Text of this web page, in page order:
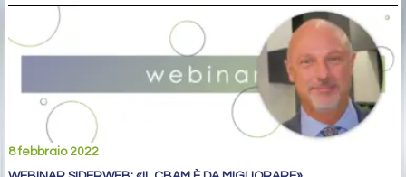
8 febbraio 2022